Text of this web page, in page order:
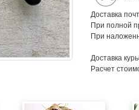
Доставка
При полной
При
Доставка
Расчет